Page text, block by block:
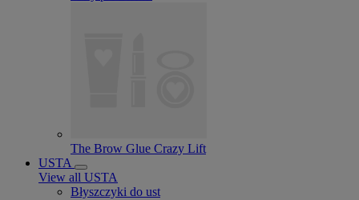
The Brow Glue Crazy Lift
USTA
View all USTA
Błyszczyki do ust